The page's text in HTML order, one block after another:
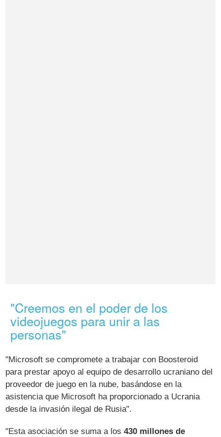
"Creemos en el poder de los
videojuegos para unir a las
personas"
"Microsoft se compromete a trabajar con Boosteroid
para prestar apoyo al equipo de desarrollo ucraniano del
proveedor de juego en la nube, basándose en la
asistencia que Microsoft ha proporcionado a Ucrania
desde la invasión ilegal de Rusia".
"Esta asociación se suma a los430 millones de